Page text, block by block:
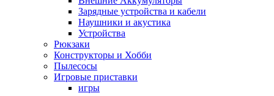
Зарядные устройства и кабели
Наушники и акустика
Устройства
Рюкзаки
Конструкторы и Хобби
Пылесосы
Игровые приставки
игры